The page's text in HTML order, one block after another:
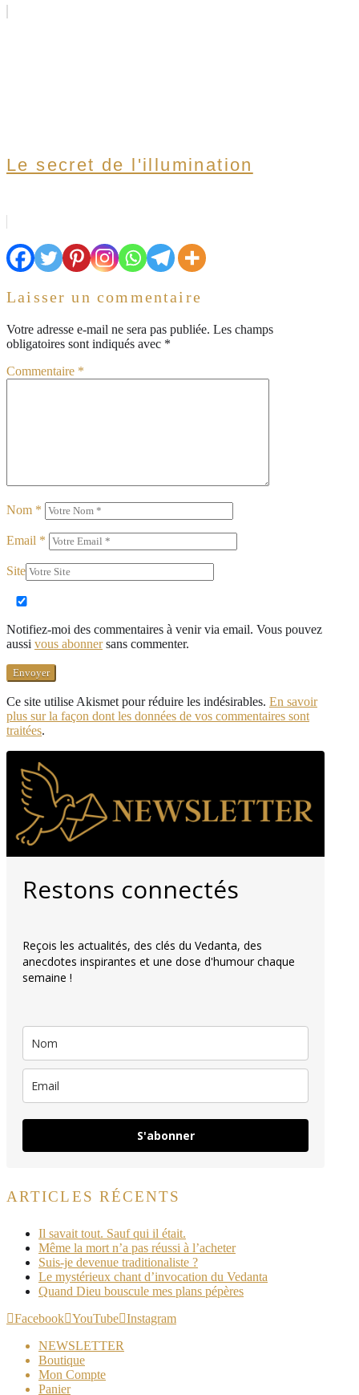
Le secret de l'illumination
Laisser un commentaire
Votre adresse e-mail ne sera pas publiée. Les champs
obligatoires sont indiqués avec *
Commentaire *
Nom *
Email *
Site
Notifiez-moi des commentaires à venir via email. Vous pouvez
aussi vous abonnersans commenter.
Ce site utilise Akismet pour réduire les indésirables. En savoir
plus sur la façon dont les données de vos commentaires sont
traitées.
Restons connectés
Reçois les actualités, des clés du Vedanta, des
anecdotes inspirantes et une dose d'humour chaque
semaine !
S'abonner
ARTICLES RÉCENTS
Il savait tout. Sauf qui il était.
Même la mort n’a pas réussi à l’acheter
Suis-je devenue traditionaliste ?
Le mystérieux chant d’invocation du Vedanta
Quand Dieu bouscule mes plans pépères
Facebook YouTube Instagram
NEWSLETTER
Boutique
Mon Compte
Panier